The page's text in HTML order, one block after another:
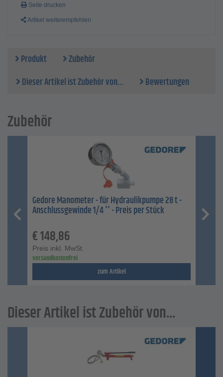
Seite drucken
Artikel weiterempfehlen
Produkt
Zubehör
Dieser Artikel ist Zubehör von...
Bewertungen
Zubehör
Gedore Manometer - für Hydraulikpumpe 28 t -
Anschlussgewinde 1/4 '' - Preis per Stück
€148,86
Preis inkl. MwSt.
versandkostenfrei
zum Artikel
Dieser Artikel ist Zubehör von...